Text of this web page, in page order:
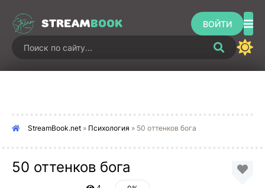
STREAMBOOK ВОЙТИ
StreamBook.net » Психология » 50 оттенков бога
50 оттенков бога